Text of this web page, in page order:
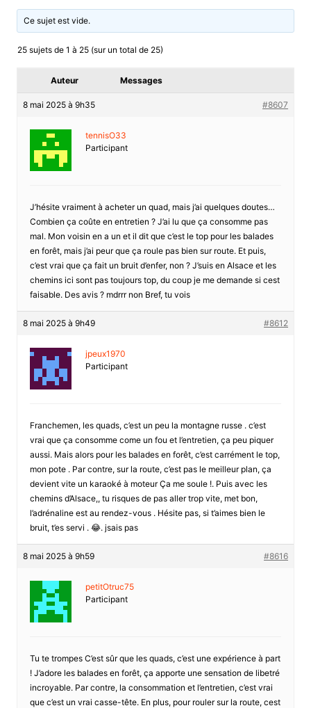
Ce sujet est vide.
25 sujets de 1 à 25 (sur un total de 25)
Auteur Messages
8 mai 2025 à 9h35 #8607
tennisO33
Participant
J’hésite vraiment à acheter un quad, mais j’ai quelques doutes…
Combien ça coûte en entretien ? J’ai lu que ça consomme pas
mal. Mon voisin en a un et il dit que c’est le top pour les balades
en forêt, mais j’ai peur que ça roule pas bien sur route. Et puis,
c’est vrai que ça fait un bruit d’enfer, non ? J’suis en Alsace et les
chemins ici sont pas toujours top, du coup je me demande si cest
faisable. Des avis ? mdrrr non Bref, tu vois
8 mai 2025 à 9h49 #8612
jpeux1970
Participant
Franchemen, les quads, c’est un peu la montagne russe . c’est
vrai que ça consomme come un fou et l’entretien, ça peu piquer
aussi. Mais alors pour les balades en forêt, c’est carrément le top,
mon pote . Par contre, sur la route, c’est pas le meilleur plan, ça
devient vite un karaoké à moteur Ça me soule !. Puis avec les
chemins d’Alsace,, tu risques de pas aller trop vite, met bon,
l’adrénaline est au rendez-vous . Hésite pas, si t’aimes bien le
bruit, t’es servi . 😂. jsais pas
8 mai 2025 à 9h59 #8616
petitOtruc75
Participant
Tu te trompes C’est sûr que les quads, c’est une expérience à part
! J’adore les balades en forêt, ça apporte une sensation de libetré
incroyable. Par contre, la consommation et l’entretien, c’est vrai
que c’est un vrai casse-tête. En plus, pour rouler sur la route, cest